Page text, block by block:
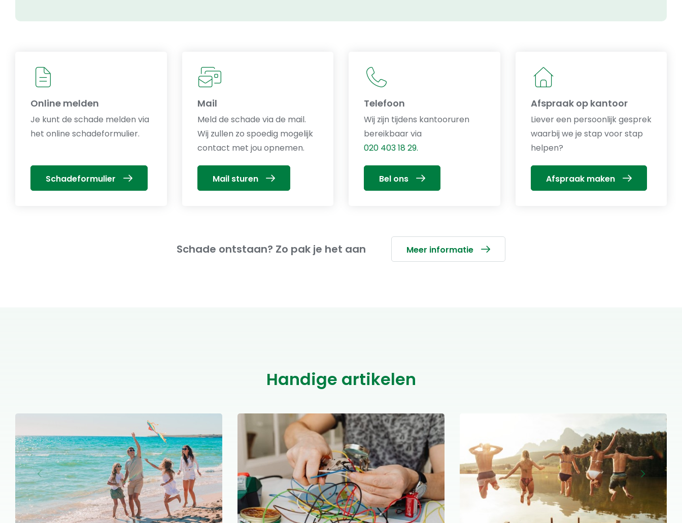
Online melden
Je kunt de schade melden via
het online schadeformulier.
Schadeformulier
Mail
Meld de schade via de mail.
Wij zullen zo spoedig mogelijk
contact met jou opnemen.
Mail sturen
Telefoon
Wij zijn tijdens kantooruren
bereikbaar via
020 403 18 29.
Bel ons
Afspraak op kantoor
Liever een persoonlijk gesprek
waarbij we je stap voor stap
helpen?
Afspraak maken
Schade ontstaan? Zo pak je het aan Meer informatie
Handige artikelen